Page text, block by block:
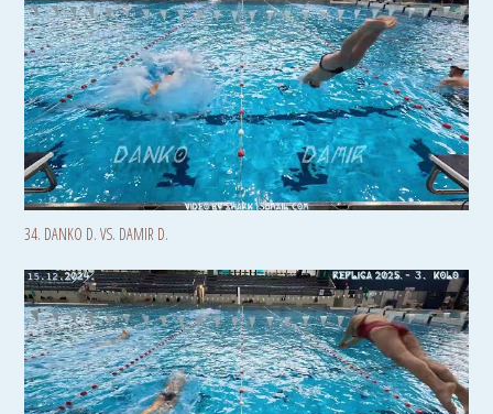
34. DANKO D. VS. DAMIR D.